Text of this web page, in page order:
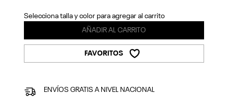
Selecciona talla y color para agregar al carrito
AÑADIR AL CARRITO
FAVORITOS
ENVÍOS GRATIS A NIVEL NACIONAL